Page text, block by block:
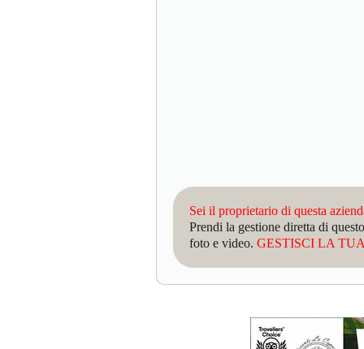
Sei il proprietario di questa
Prendi la gestione diretta di
foto e video. GESTISCI LA